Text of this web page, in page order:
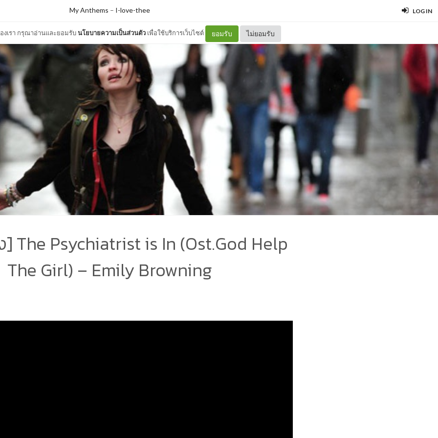
LOG IN
งเรา กรุณาอ่านและยอมรับนโยบายความเป็นส่วนตัว เพื่อใช้บริการเว็บไซต์ ยอมรับ ไม่ยอมรับ
My Anthems – I-love-thee
The Psychiatrist is In (Ost.God Help
The Girl) – Emily Browning